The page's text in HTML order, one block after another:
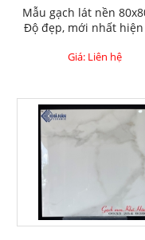
Mẫu gạch lát nền
Độ đẹp, mới nhất
Giá: Liên hệ